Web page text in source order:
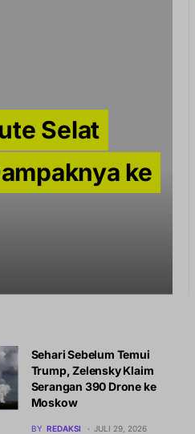
Selat
ke
Sehari Sebelum Temui
Trump, Zelensky Klaim
Serangan 390 Drone ke
Moskow
BY REDAKSI JULI 29, 2026